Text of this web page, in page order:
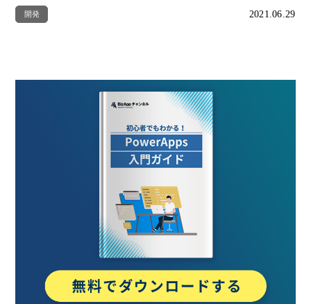
開発 2021.06.29